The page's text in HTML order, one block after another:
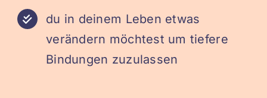
du in deinem Leben etwas
verändern möchtest um tiefere
Bindungen zuzulassen